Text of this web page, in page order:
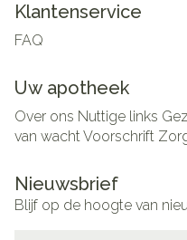
Klantenservice
FAQ
Uw apotheek
Over ons Nuttige links
van wachtVoorschrift
Nieuwsbrief
Blijf op de hoogte van